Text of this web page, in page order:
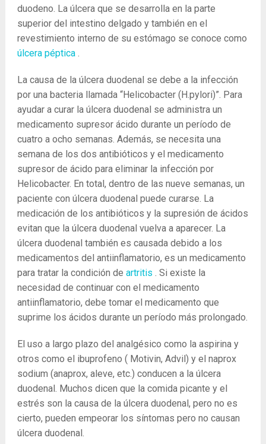
duodeno. La úlcera que se desarrolla en la parte
superior del intestino delgado y también en el
revestimiento interno de su estómago se conoce como
úlcera péptica .
La causa de la úlcera duodenal se debe a la infección
por una bacteria llamada “Helicobacter (H.pylori)”. Para
ayudar a curar la úlcera duodenal se administra un
medicamento supresor ácido durante un período de
cuatro a ocho semanas. Además, se necesita una
semana de los dos antibióticos y el medicamento
supresor de ácido para eliminar la infección por
Helicobacter. En total, dentro de las nueve semanas, un
paciente con úlcera duodenal puede curarse. La
medicación de los antibióticos y la supresión de ácidos
evitan que la úlcera duodenal vuelva a aparecer. La
úlcera duodenal también es causada debido a los
medicamentos del antiinflamatorio, es un medicamento
para tratar la condición de artritis . Si existe la
necesidad de continuar con el medicamento
antiinflamatorio, debe tomar el medicamento que
suprime los ácidos durante un período más prolongado.
El uso a largo plazo del analgésico como la aspirina y
otros como el ibuprofeno ( Motivin, Advil) y el naprox
sodium (anaprox, aleve, etc.) conducen a la úlcera
duodenal. Muchos dicen que la comida picante y el
estrés son la causa de la úlcera duodenal, pero no es
cierto, pueden empeorar los síntomas pero no causan
úlcera duodenal.